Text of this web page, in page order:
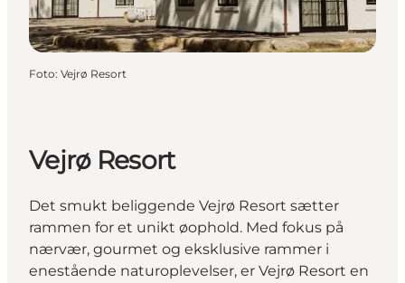
Foto: Vejrø Resort
Vejrø Resort
Det smukt beliggende Vejrø Resort sætter
rammen for et unikt øophold. Med fokus på
nærvær, gourmet og eksklusive rammer i
enestående naturoplevelser, er Vejrø Resort en